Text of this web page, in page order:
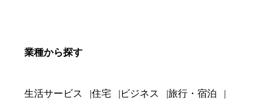
業種から探す
生活サービス 住宅 ビジネス
旅行・宿泊